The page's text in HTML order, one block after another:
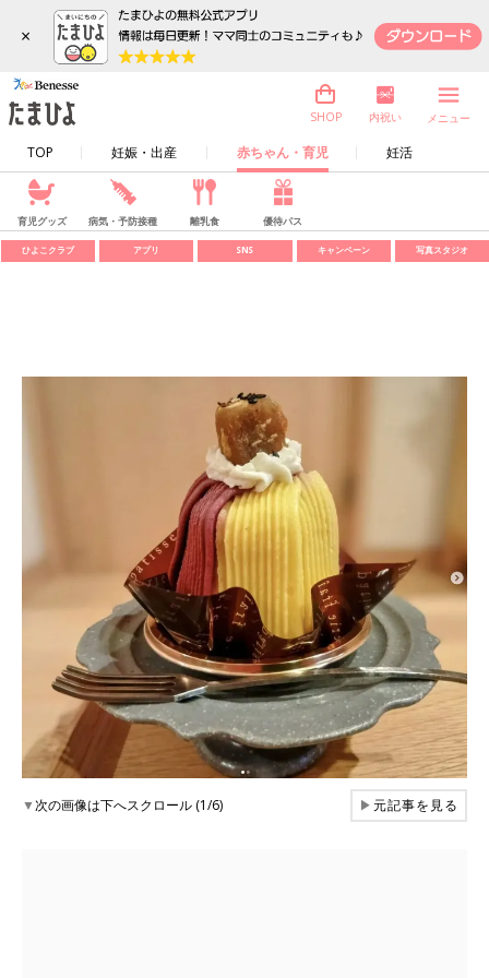
×
TOP 妊娠・出産 赤ちゃん・育児 妊活
SHOP 内祝い メニュー
育児グッズ 病気・予防接種 離乳食 優待パス
ひよこクラブ アプリ SNS キャンペーン 写真スタジオ
▼次の画像は下へスクロール (1/6) ▶元記事を見る